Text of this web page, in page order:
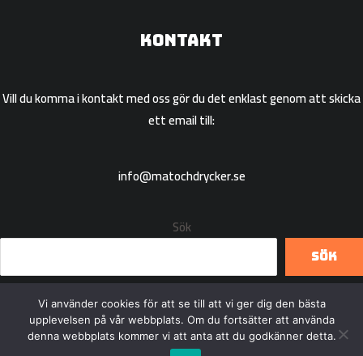
Kontakt
Vill du komma i kontakt med oss gör du det enklast genom att skicka
ett email till:
info@matochdrycker.se
Sök
Sök
Copyright © 2026 Matochdrycker.se
Vi använder cookies för att se till att vi ger dig den bästa
upplevelsen på vår webbplats. Om du fortsätter att använda
denna webbplats kommer vi att anta att du godkänner detta.